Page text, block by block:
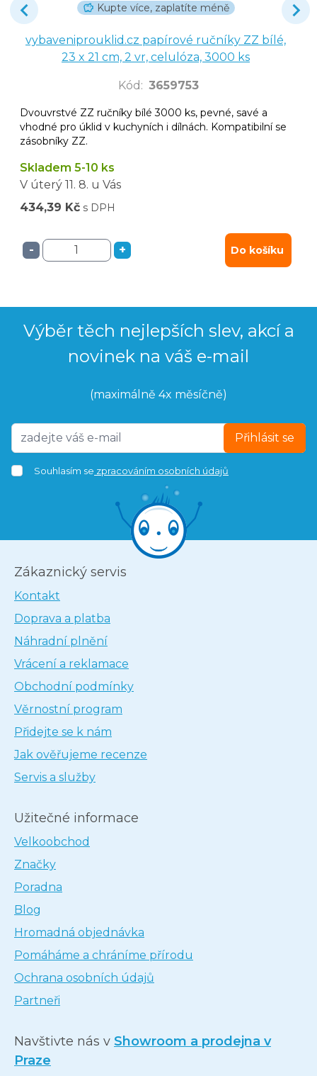
Kupte více, zaplatíte méně
vybaveniprouklid.cz papírové ručníky ZZ bílé,
23 x 21 cm, 2 vr, celulóza, 3000 ks
Kód : 3659753
Dvouvrstvé ZZ ručníky bílé 3000 ks, pevné, savé a
vhodné pro úklid v kuchyních i dílnách. Kompatibilní se
zásobníky ZZ.
Skladem 5-10 ks
V úterý 11. 8. u Vás
434,39 Kč s DPH
- + Do košíku
Výběr těch nejlepších slev, akcí a
novinek na váš e-mail
(maximálně 4x měsíčně)
Přihlásit se
Souhlasím se zpracováním osobních údajů
Zákaznický servis
Kontakt
Doprava a platba
Náhradní plnění
Vrácení a reklamace
Obchodní podmínky
Věrnostní program
Přidejte se k nám
Jak ověřujeme recenze
Servis a služby
Užitečné informace
Velkoobchod
Značky
Poradna
Blog
Hromadná objednávka
Pomáháme a chráníme přírodu
Ochrana osobních údajů
Partneři
Navštivte nás v Showroom a prodejna v
Praze